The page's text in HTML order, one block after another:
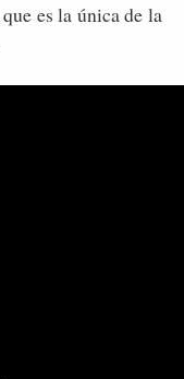
es la única de la